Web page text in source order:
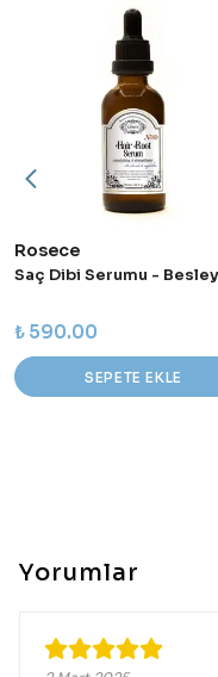
Rosece
₺ 590.00
SEPETE EKLE
Yorumlar